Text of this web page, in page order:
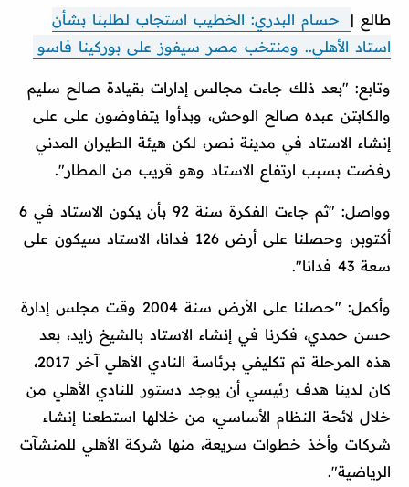
طالع |
حسام البدري: الخطيب استجاب لطلبنا بشأن
استاد الأهلي.. ومنتخب مصر سيفوز على بوركينا فاسو
وتابع: "بعد ذلك جاءت مجالس إدارات بقيادة صالح سليم
والكابتن عبده صالح الوحش، وبدأوا يتفاوضون على على
إنشاء الاستاد في مدينة نصر، لكن هيئة الطيران المدني
رفضت بسبب ارتفاع الاستاد وهو قريب من المطار".
وواصل: "ثم جاءت الفكرة سنة 92 بأن يكون الاستاد في 6
أكتوبر، وحصلنا على أرض 126 فدانا، الاستاد سيكون على
سعة 43 فدانا".
وأكمل: "حصلنا على الأرض سنة 2004 وقت مجلس إدارة
حسن حمدي، فكرنا في إنشاء الاستاد بالشيخ زايد، بعد
هذه المرحلة تم تكليفي برئاسة النادي الأهلي آخر 2017،
كان لدينا هدف رئيسي أن يوجد دستور للنادي الأهلي من
خلال لائحة النظام الأساسي، من خلالها استطعنا إنشاء
شركات وأخذ خطوات سريعة، منها شركة الأهلي للمنشآت
الرياضية".